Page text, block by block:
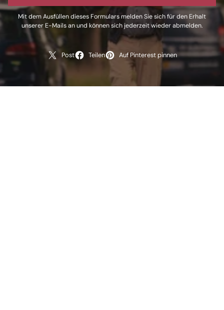
Mit dem Ausfüllen dieses Formulars melden Sie sich für den Erhalt
unserer E-Mails an und können sich jederzeit wieder abmelden.
Post Teilen Auf Pinterest pinnen